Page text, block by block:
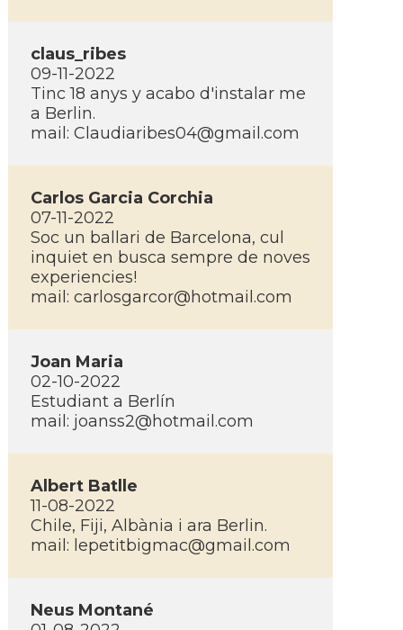
claus_ribes
09-11-2022
Tinc 18 anys y acabo d'instalar me
a Berlin.
mail: Claudiaribes04@gmail.com
Carlos Garcia Corchia
07-11-2022
Soc un ballari de Barcelona, cul
inquiet en busca sempre de noves
experiencies!
mail: carlosgarcor@hotmail.com
Joan Maria
02-10-2022
Estudiant a Berlí­n
mail: joanss2@hotmail.com
Albert Batlle
11-08-2022
Chile, Fiji, Albània i ara Berlin.
mail: lepetitbigmac@gmail.com
Neus Montané